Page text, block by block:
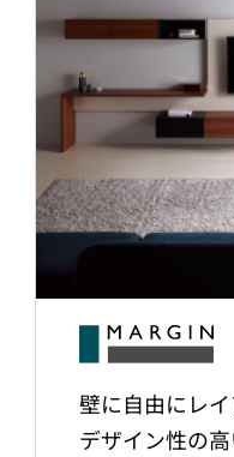
壁に自由にレ
デザイン性の高